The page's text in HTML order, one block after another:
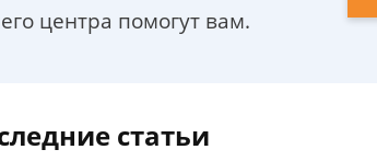
центра помогут вам.
статьи